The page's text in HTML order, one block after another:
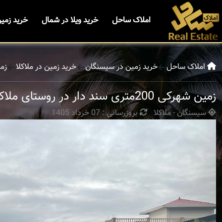
املاک ساحل خرید ویلا در شمال خرید
املاک ساحل خرید زمین در سیسنگان خرید زمین در ملاکلا زمین
زمین شهرکی 200متری سند دار در روستای ملاکلا سیسنگان
سیسنگان - ملاکلا بروزرسانی : 07 خرداد 1405